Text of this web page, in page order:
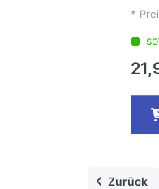
*
Zurück